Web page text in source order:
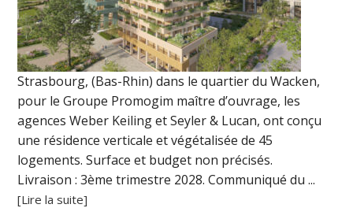
Strasbourg, (Bas-Rhin) dans le quartier du Wacken,
pour le Groupe Promogim maître d’ouvrage, les
agences Weber Keiling et Seyler & Lucan, ont conçu
une résidence verticale et végétalisée de 45
logements. Surface et budget non précisés.
Livraison : 3ème trimestre 2028. Communiqué du ...
[Lire la suite]